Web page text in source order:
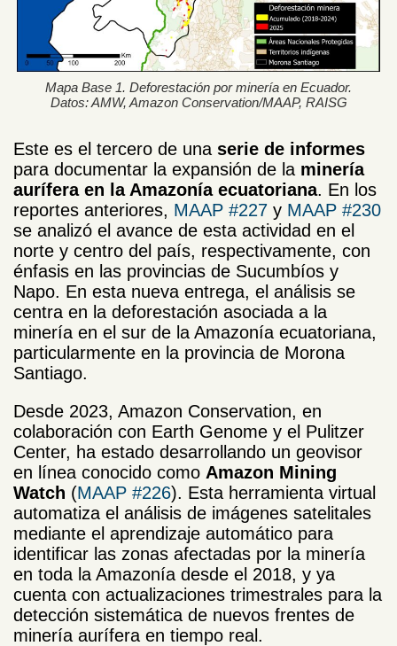
Mapa Base 1. Deforestación por minería en Ecuador.
Datos: AMW, Amazon Conservation/MAAP, RAISG
Este es el tercero de una serie de informes
para documentar la expansión de la minería
aurífera en la Amazonía ecuatoriana. En los
reportes anteriores, MAAP #227 y MAAP #230
se analizó el avance de esta actividad en el
norte y centro del país, respectivamente, con
énfasis en las provincias de Sucumbíos y
Napo. En esta nueva entrega, el análisis se
centra en la deforestación asociada a la
minería en el sur de la Amazonía ecuatoriana,
particularmente en la provincia de Morona
Santiago.
Desde 2023, Amazon Conservation, en
colaboración con Earth Genome y el Pulitzer
Center, ha estado desarrollando un geovisor
en línea conocido como Amazon Mining
Watch (MAAP #226). Esta herramienta virtual
automatiza el análisis de imágenes satelitales
mediante el aprendizaje automático para
identificar las zonas afectadas por la minería
en toda la Amazonía desde el 2018, y ya
cuenta con actualizaciones trimestrales para la
detección sistemática de nuevos frentes de
minería aurífera en tiempo real.